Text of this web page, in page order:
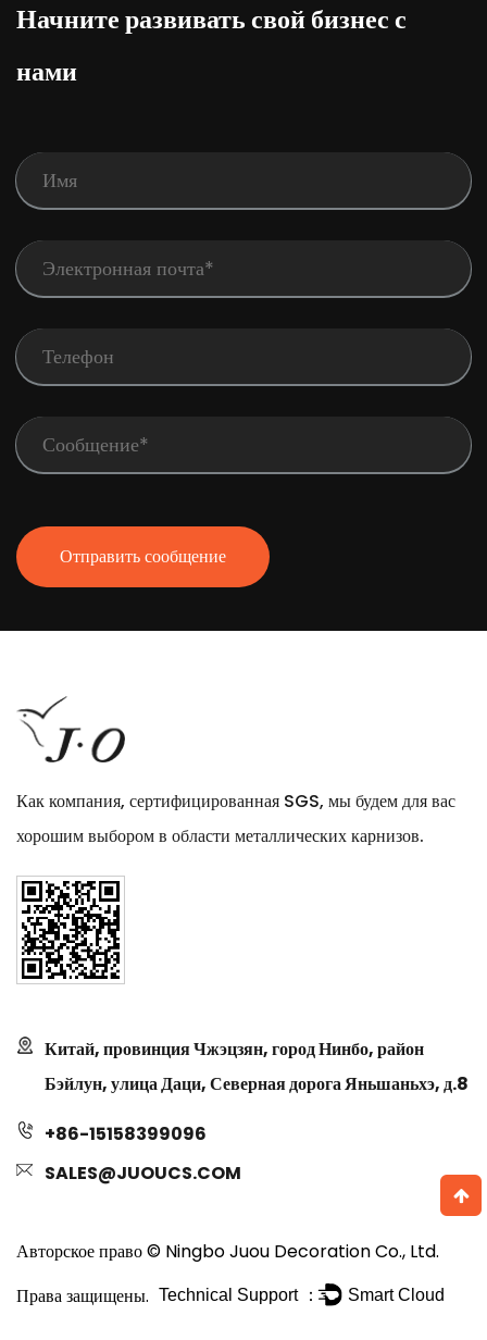
Начните развивать свой бизнес с
нами
Отправить сообщение
Как компания, сертифицированная SGS, мы будем для вас
хорошим выбором в области металлических карнизов.
Китай, провинция Чжэцзян, город Нинбо, район
Бэйлун, улица Даци, Северная дорога Яньшаньхэ, д.8
+86-15158399096
SALES@JUOUCS.COM
Авторское право © Ningbo Juou Decoration Co., Ltd.
Права защищены. Technical Support ： Smart Cloud